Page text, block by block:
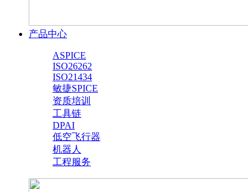
产品中心
ASPICE
ISO26262
ISO21434
敏捷SPICE
资质培训
工具链
DPAI
低空飞行器
机器人
工程服务